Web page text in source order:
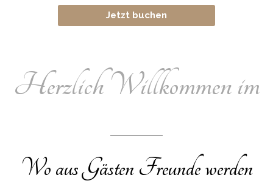
Jetzt buchen
Herzlich Willkommen im
Wo aus Gästen Freunde werden